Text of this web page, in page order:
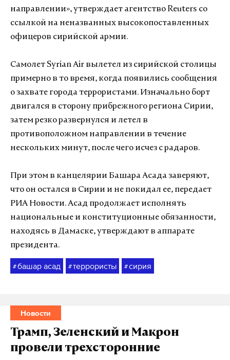
направлении», утверждает агентство Reuters со
ссылкой на неназванных высокопоставленных
офицеров сирийской армии.
Самолет Syrian Air вылетел из сирийской столицы
примерно в то время, когда появились сообщения
о захвате города террористами. Изначально борт
двигался в сторону прибрежного региона Сирии,
затем резко развернулся и летел в
противоположном направлении в течение
нескольких минут, после чего исчез с радаров.
При этом в канцелярии Башара Асада заверяют,
что он остался в Сирии и не покидал ее, передает
РИА Новости. Асад продолжает исполнять
национальные и конституционные обязанности,
находясь в Дамаске, утверждают в аппарате
президента.
#башар асад #террористы #сирия
Новости
Трамп, Зеленский и Макрон
провели трехсторонние